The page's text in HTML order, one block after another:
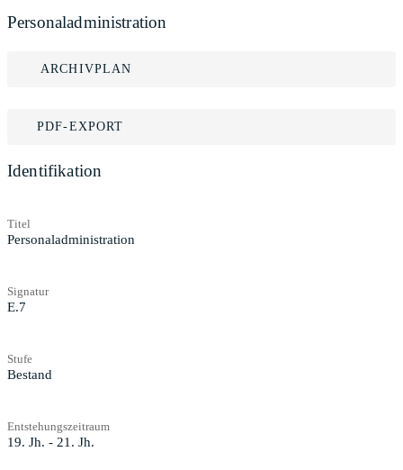
Personaladministration
ARCHIVPLAN
PDF-EXPORT
Identifikation
Titel
Personaladministration
Signatur
E.7
Stufe
Bestand
Entstehungszeitraum
19. Jh. - 21. Jh.